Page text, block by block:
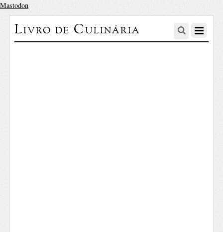
Mastodon
Livro de Culinária